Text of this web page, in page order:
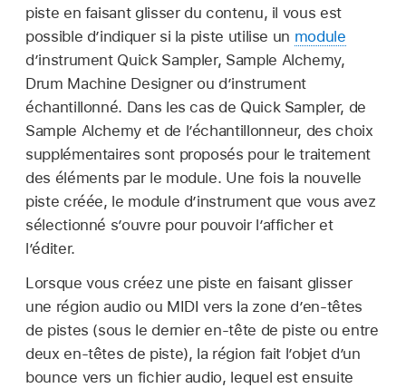
piste en faisant glisser du contenu, il vous est
possible d’indiquer si la piste utilise un module
d’instrument Quick Sampler, Sample Alchemy,
Drum Machine Designer ou d’instrument
échantillonné. Dans les cas de Quick Sampler, de
Sample Alchemy et de l’échantillonneur, des choix
supplémentaires sont proposés pour le traitement
des éléments par le module. Une fois la nouvelle
piste créée, le module d’instrument que vous avez
sélectionné s’ouvre pour pouvoir l’afficher et
l’éditer.
Lorsque vous créez une piste en faisant glisser
une région audio ou MIDI vers la zone d’en-têtes
de pistes (sous le dernier en-tête de piste ou entre
deux en-têtes de piste), la région fait l’objet d’un
bounce vers un fichier audio, lequel est ensuite